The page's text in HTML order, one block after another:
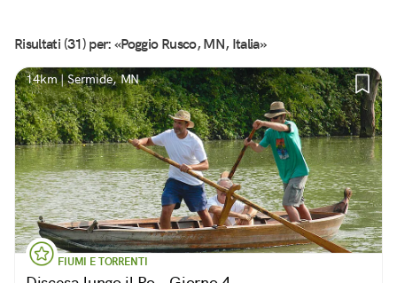
Risultati (31) per: «Poggio Rusco, MN, Italia»
14km | Sermide, MN
FIUMI E TORRENTI